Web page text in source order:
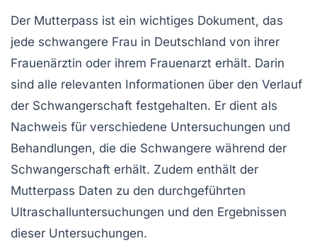
Der Mutterpass ist ein wichtiges Dokument, das
jede schwangere Frau in Deutschland von ihrer
Frauenärztin oder ihrem Frauenarzt erhält. Darin
sind alle relevanten Informationen über den Verlauf
der Schwangerschaft festgehalten. Er dient als
Nachweis für verschiedene Untersuchungen und
Behandlungen, die die Schwangere während der
Schwangerschaft erhält. Zudem enthält der
Mutterpass Daten zu den durchgeführten
Ultraschalluntersuchungen und den Ergebnissen
dieser Untersuchungen.